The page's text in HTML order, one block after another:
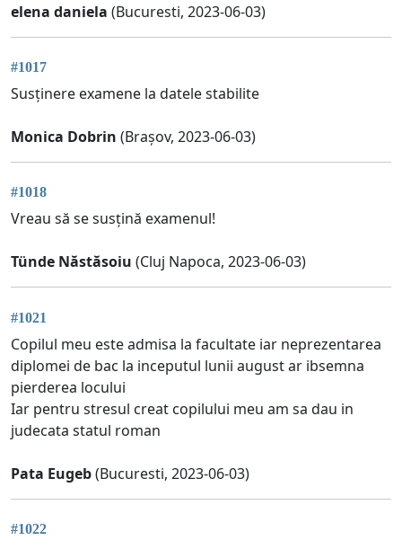
elena daniela (Bucuresti, 2023-06-03)
#1017
Susținere examene la datele stabilite
Monica Dobrin (Brașov, 2023-06-03)
#1018
Vreau să se susțină examenul!
Tünde Năstăsoiu (Cluj Napoca, 2023-06-03)
#1021
Copilul meu este admisa la facultate iar neprezentarea
diplomei de bac la inceputul lunii august ar ibsemna
pierderea locului
Iar pentru stresul creat copilului meu am sa dau in
judecata statul roman
Pata Eugeb(Bucuresti, 2023-06-03)
#1022